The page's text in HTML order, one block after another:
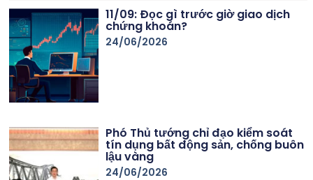
11/09: Đọc gì trước giờ giao dịch
chứng khoán?
24/06/2026
Phó Thủ tướng chỉ đạo kiểm soát
tín dụng bất động sản, chống buôn
lậu vàng
24/06/2026